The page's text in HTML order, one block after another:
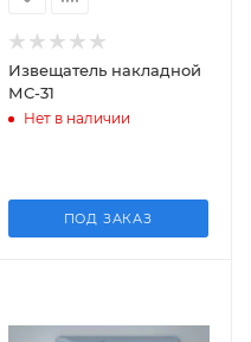
Извещатель накладной
МС-31
Нет в наличии
ПОД ЗАКАЗ